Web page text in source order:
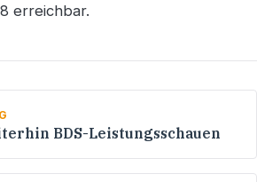
erreichbar.
BDS-Leistungsschauen